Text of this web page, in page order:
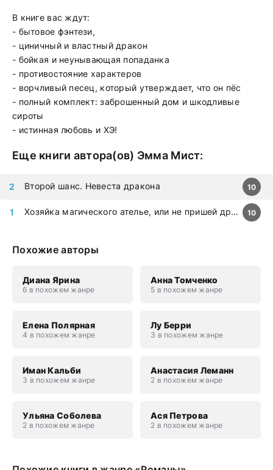
В книге вас ждут:
- бытовое фэнтези,
- циничный и властный дракон
- бойкая и неунывающая попаданка
- противостояние характеров
- ворчливый песец, который утверждает, что он пёс
- полный комплект: заброшенный дом и шкодливые
сироты
- истинная любовь и ХЭ!
Еще книги автора(ов) Эмма Мист:
Хозяйка магического ателье, или не пришей дракону хвост, попаданка! 10
Второй шанс. Невеста дракона 10
Похожие авторы
Диана Ярина
6 в похожем жанре
Анна Томченко
5 в похожем жанре
Елена Полярная
4 в похожем жанре
Лу Берри
3 в похожем жанре
Иман Кальби
3 в похожем жанре
Анастасия Леманн
2 в похожем жанре
Ульяна Соболева
2 в похожем жанре
Ася Петрова
2 в похожем жанре